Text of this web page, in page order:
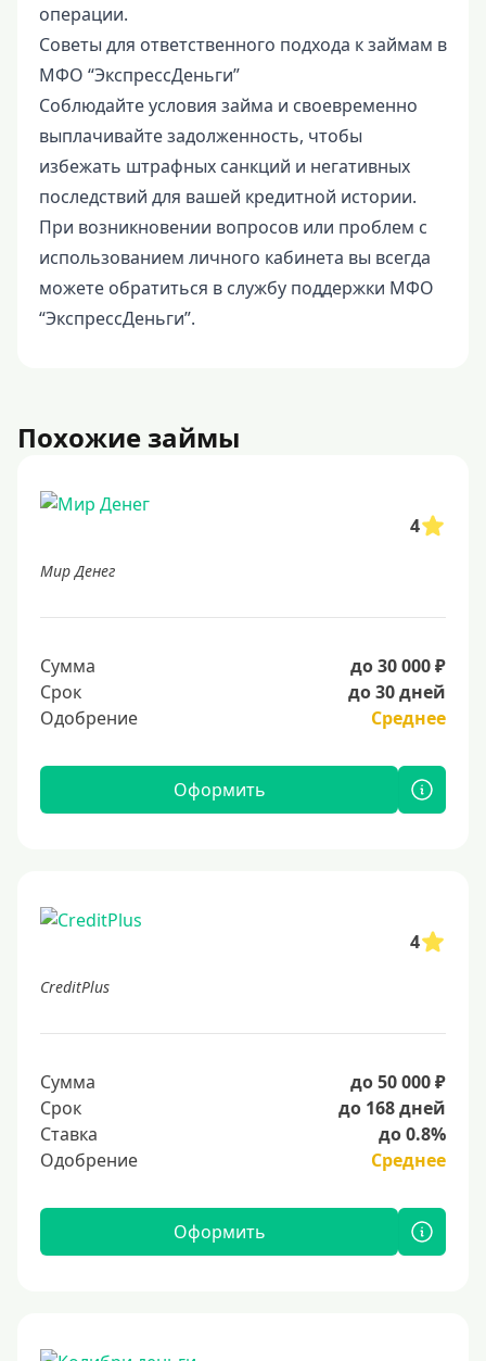
операции.
Советы для ответственного подхода к займам в
МФО “ЭкспрессДеньги”
Соблюдайте условия займа и своевременно
выплачивайте задолженность, чтобы
избежать штрафных санкций и негативных
последствий для вашей кредитной истории.
При возникновении вопросов или проблем с
использованием личного кабинета вы всегда
можете обратиться в службу поддержки МФО
“ЭкспрессДеньги”.
Похожие займы
4
Мир Денег
Сумма
до 30 000 ₽
Срок
до 30 дней
Одобрение
Среднее
Оформить
4
CreditPlus
Сумма
до 50 000 ₽
Срок
до 168 дней
Ставка
до 0.8%
Одобрение
Среднее
Оформить